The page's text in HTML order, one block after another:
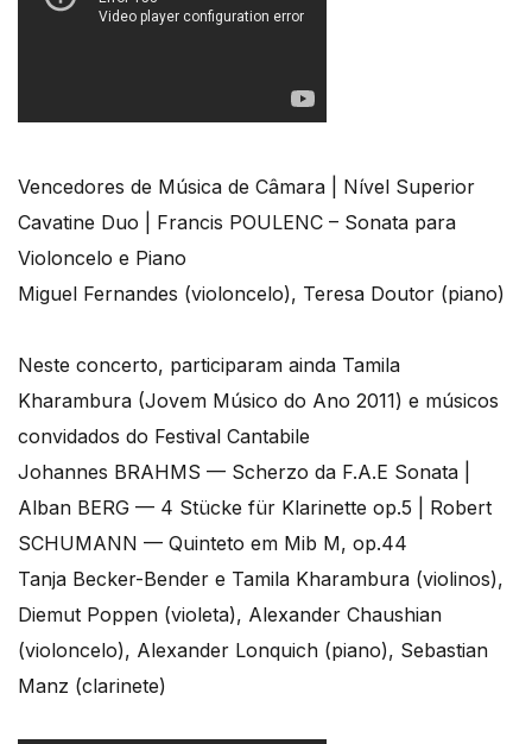
Vencedores de Música de Câmara | Nível Superior
Cavatine Duo | Francis POULENC – Sonata para
Violoncelo e Piano
Miguel Fernandes (violoncelo), Teresa Doutor (piano)
Neste concerto, participaram ainda Tamila
Kharambura (Jovem Músico do Ano 2011) e músicos
convidados do Festival Cantabile
Johannes BRAHMS — Scherzo da F.A.E Sonata |
Alban BERG — 4 Stücke für Klarinette op.5 | Robert
SCHUMANN — Quinteto em Mib M, op.44
Tanja Becker-Bender e Tamila Kharambura (violinos),
Diemut Poppen (violeta), Alexander Chaushian
(violoncelo), Alexander Lonquich (piano), Sebastian
Manz (clarinete)